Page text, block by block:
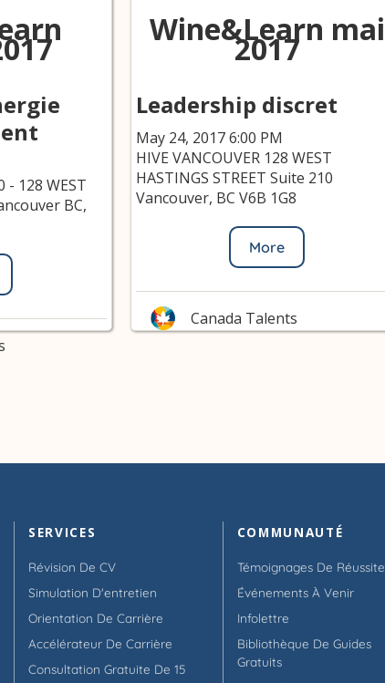
- 128 WEST
BC,
Wine&Learn mai
2017
Leadership discret
May 24, 2017 6:00 PM
HIVE VANCOUVER 128 WEST
HASTINGS STREET Suite 210
Vancouver, BC V6B 1G8
More
Canada Talents
SERVICES
Révision De CV
Simulation D'entretien
Orientation De Carrière
Accélérateur De Carrière
Consultation Gratuite De 15
COMMUNAUTÉ
Témoignages De Réussite
Événements À Venir
Infolettre
Bibliothèque De Guides
Gratuits